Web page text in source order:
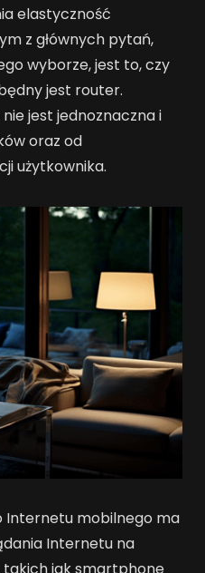
elastyczność
z głównych pytań,
wyborze, jest to, czy
jest router.
jest jednoznaczna i
oraz od
użytkownika.
Internetu mobilnego ma
Internetu na